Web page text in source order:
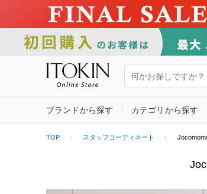
ブランドから探す カテゴリから探す
TOP スタッフコーディネート